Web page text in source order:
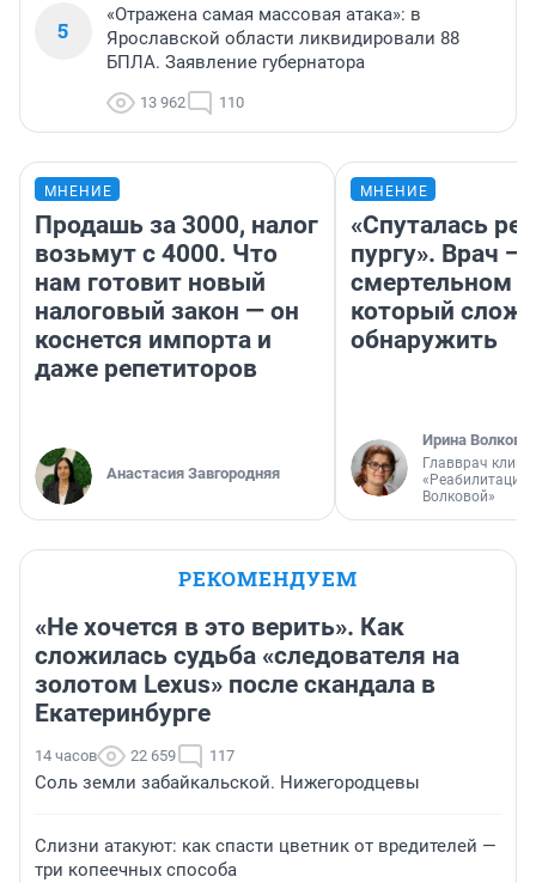
5
«Отражена самая массовая атака»: в
Ярославской области ликвидировали 88
БПЛА. Заявление губернатора
13 962 110
МНЕНИЕ
Продашь за 3000, налог
возьмут с 4000. Что
нам готовит новый
налоговый закон — он
коснется импорта и
даже репетиторов
Анастасия Завгородняя
МНЕНИЕ
«Спуталась
пургу». Врач —
смертельном
который
обнаружить
Ирина Волкова
Главврач
«Реабилитация
Волковой»
РЕКОМЕНДУЕМ
«Не хочется в это верить». Как
сложилась судьба «следователя на
золотом Lexus» после скандала в
Екатеринбурге
14 часов 22 659 117
Соль земли забайкальской. Нижегородцевы
Слизни атакуют: как спасти цветник от вредителей —
три копеечных способа